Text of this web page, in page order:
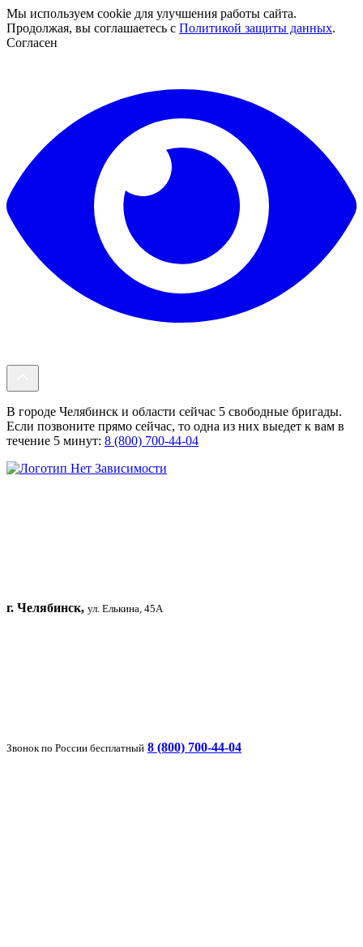
Мы используем cookie для улучшения работы сайта.
Продолжая, вы соглашаетесь с Политикой защиты данных.
Согласен
В городе Челябинск и области сейчас 5 свободные бригады.
Если позвоните прямо сейчас, то одна из них выедет к вам в
течение 5 минут: 8 (800) 700-44-04
г. Челябинск, ул. Елькина, 45А
Звонок по России бесплатный 8 (800) 700-44-04